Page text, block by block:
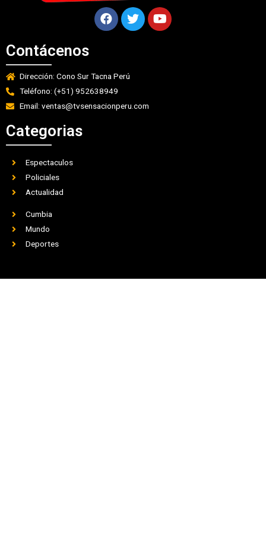
Contácenos
Dirección: Cono Sur Tacna Perú
Teléfono: (+51) 952638949
Email: ventas@tvsensacionperu.com
Categorias
Espectaculos
Policiales
Actualidad
Cumbia
Mundo
Deportes